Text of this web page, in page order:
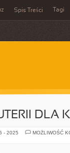
Spis Treści Tagi
DLA
- 2025
MOŻLIWOŚĆ